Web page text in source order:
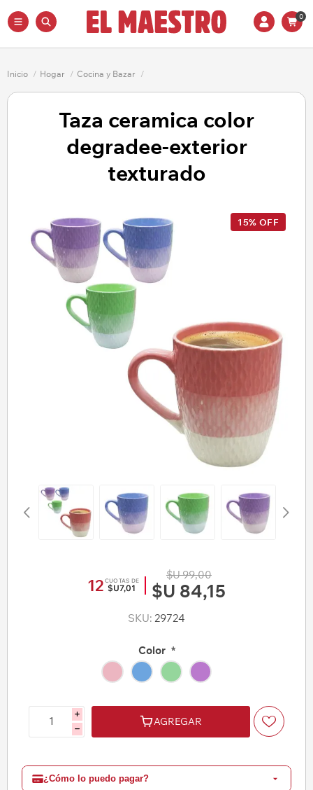
0
Inicio / Hogar / Cocina y Bazar /
Taza ceramica color
degradee-exterior
texturado
15% OFF
12 CUOTAS DE
$U7,01
$U 99,00
$U 84,15
SKU: 29724
Color *
i
h
AGREGAR
¿Cómo lo puedo pagar?